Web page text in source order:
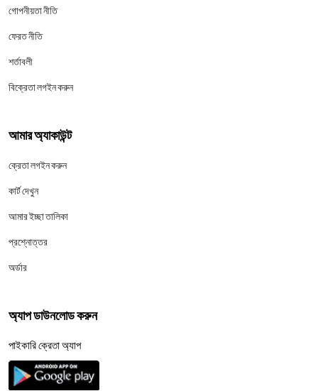
গোপনীয়তা নীতি
ফেরত নীতি
শর্তাবলী
বিক্রেতা লগইন করুন
আমার অ্যাকাউন্ট
ক্রেতা লগইন করুন
কার্ট দেখুন
আমার ইচ্ছা তালিকা
প্রশ্নোত্তর
অর্ডার
অ্যাপ ডাউনলোড করুন
পাইকারি ক্রেতা অ্যাপ